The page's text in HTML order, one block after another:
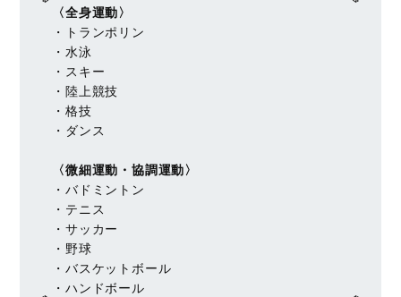
〈全身運動〉
・トランポリン
・水泳
・スキー
・陸上競技
・格技
・ダンス
〈微細運動・協調運動〉
・バドミントン
・テニス
・サッカー
・野球
・バスケットボール
・ハンドボール